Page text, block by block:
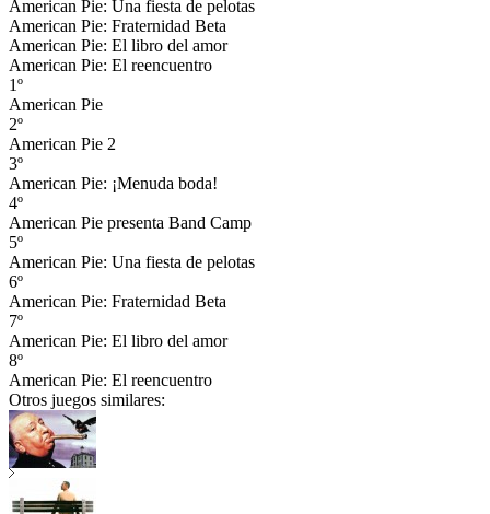
American Pie: Una fiesta de pelotas
American Pie: Fraternidad Beta
American Pie: El libro del amor
American Pie: El reencuentro
1º
American Pie
2º
American Pie 2
3º
American Pie: ¡Menuda boda!
4º
American Pie presenta Band Camp
5º
American Pie: Una fiesta de pelotas
6º
American Pie: Fraternidad Beta
7º
American Pie: El libro del amor
8º
American Pie: El reencuentro
Otros juegos similares: